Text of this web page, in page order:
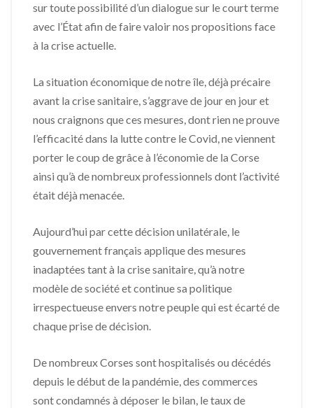
sur toute possibilité d’un dialogue sur le court terme
avec l’État afin de faire valoir nos propositions face
à la crise actuelle.
La situation économique de notre île, déjà précaire
avant la crise sanitaire, s’aggrave de jour en jour et
nous craignons que ces mesures, dont rien ne prouve
l’efficacité dans la lutte contre le Covid, ne viennent
porter le coup de grâce à l’économie de la Corse
ainsi qu’à de nombreux professionnels dont l’activité
était déjà menacée.
Aujourd’hui par cette décision unilatérale, le
gouvernement français applique des mesures
inadaptées tant à la crise sanitaire, qu’à notre
modèle de société et continue sa politique
irrespectueuse envers notre peuple qui est écarté de
chaque prise de décision.
De nombreux Corses sont hospitalisés ou décédés
depuis le début de la pandémie, des commerces
sont condamnés à déposer le bilan, le taux de